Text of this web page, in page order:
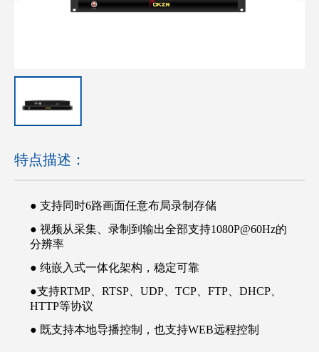
特点描述：
● 支持同时6路画面任意布局录制存储
● 视频从采集、录制到输出全部支持1080P@60Hz的
分辨率
● 纯嵌入式一体化架构，稳定可靠
●支持RTMP、RTSP、UDP、TCP、FTP、DHCP、
HTTP等协议
● 既支持本地导播控制，也支持WEB远程控制